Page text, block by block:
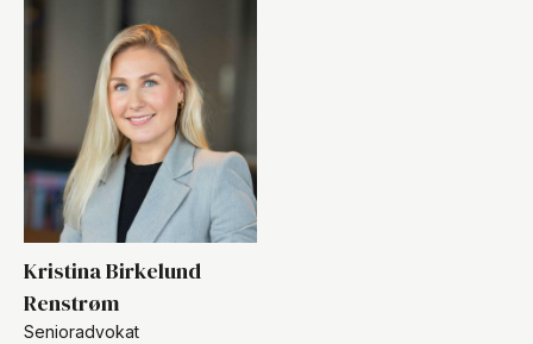
Kristina Birkelund
Renstrøm
Senioradvokat